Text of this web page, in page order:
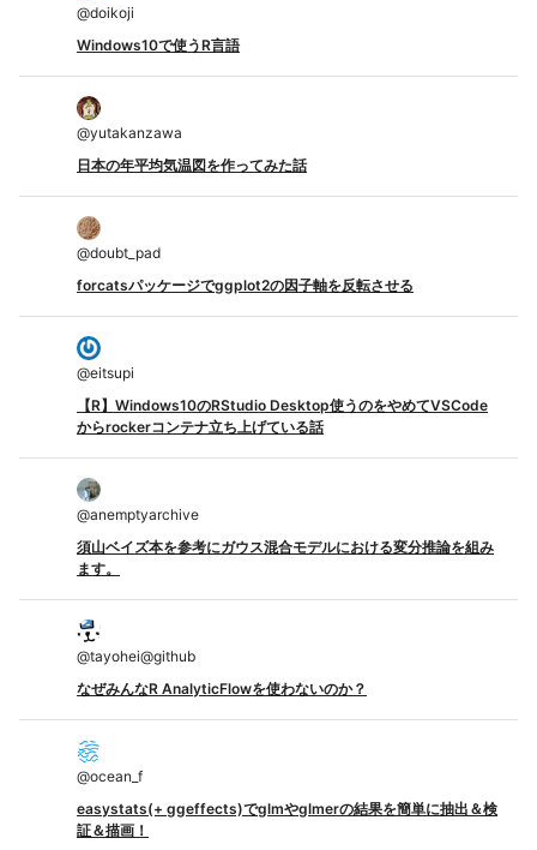
@doikoji
Windows10で使うR言語
@yutakanzawa
日本の年平均気温図を作ってみた話
@doubt_pad
forcatsパッケージでggplot2の因子軸を反転させる
@eitsupi
【R】Windows10のRStudio Desktop使うのをやめてVSCode
からrockerコンテナ立ち上げている話
@anemptyarchive
須山ベイズ本を参考にガウス混合モデルにおける変分推論を組み
ます。
@tayohei@github
なぜみんなR AnalyticFlowを使わないのか？
@ocean_f
easystats(+ ggeffects)でglmやglmerの結果を簡単に抽出＆検
証＆描画！